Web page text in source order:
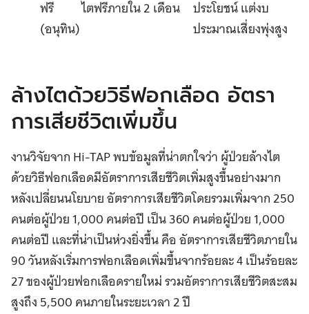
ฟรี
(อนุทิน)
ไตฟรีภายใน 2 เดือน
ประโยชน์ แต่งบ
ประมาณเสี่ยงพุ่งสูง
ล้างไตด้วยวิธีฟอกเลือด อัตรา
การเสียชีวิตเพิ่มขึ้น
งานวิจัยจาก Hi-TAP พบข้อมูลที่น่าตกใจว่า ผู้ป่วยล้างไต
ด้วยวิธีฟอกเลือดมีอัตราการเสียชีวิตเพิ่มสูงขึ้นอย่างมาก
หลังเปลี่ยนนโยบาย อัตราการเสียชีวิตโดยรวมเพิ่มจาก 250
คนต่อผู้ป่วย 1,000 คนต่อปี เป็น 360 คนต่อผู้ป่วย 1,000
คนต่อปี และที่น่าเป็นห่วงยิ่งขึ้น คือ อัตราการเสียชีวิตภายใน
90 วันหลังเริ่มการฟอกเลือดเพิ่มขึ้นจากร้อยละ 4 เป็นร้อยละ
27 ของผู้ป่วยฟอกเลือดรายใหม่ รวมอัตราการเสียชีวิตสะสม
สูงถึง 5,500 คนภายในระยะเวลา 2 ปี